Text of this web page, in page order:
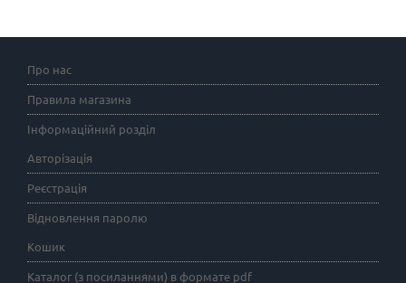
Про нас
Правила магазина
Інформаційний розділ
Авторізація
Реєстрація
Відновлення паролю
Кошик
Каталог (з посиланнями) в формате pdf